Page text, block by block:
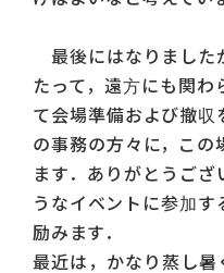
最後にはなりました
たって，遠方にも関わ
て会場準備および撤収
の事務の方々に，こ
ます．ありがとうご
うなイベントに参加
励みます．
最近は，かなり蒸し暑